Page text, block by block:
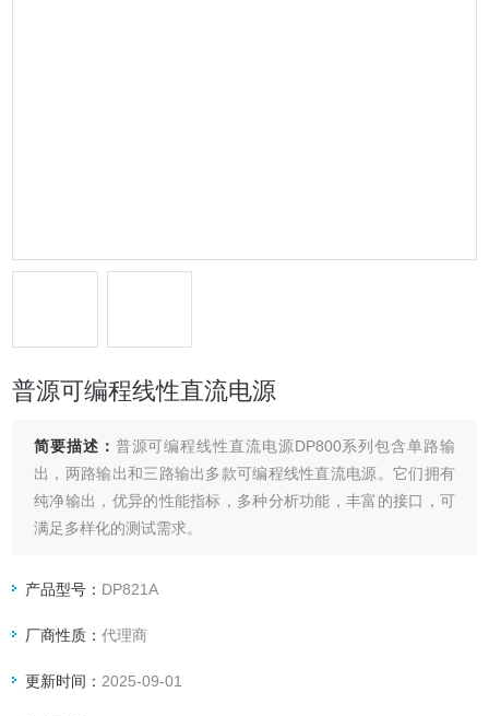
普源可编程线性直流电源
简要描述： 普源可编程线性直流电源DP800系列包含单路输
出，两路输出和三路输出多款可编程线性直流电源。它们拥有
纯净输出，优异的性能指标，多种分析功能，丰富的接口，可
满足多样化的测试需求。
产品型号： DP821A
厂商性质：代理商
更新时间： 2025-09-01